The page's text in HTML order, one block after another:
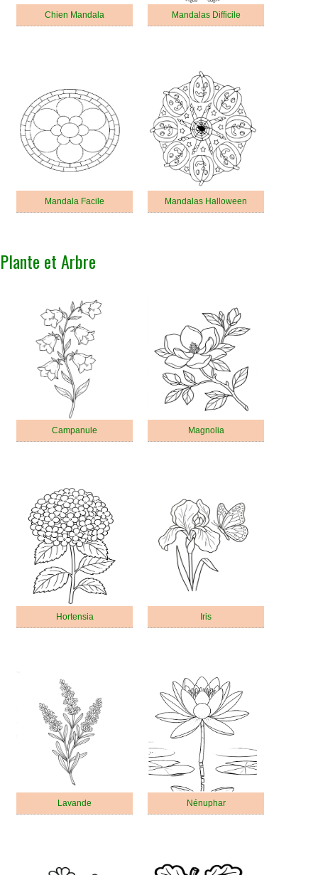
Chien Mandala Mandalas Difficile
Mandala Facile Mandalas Halloween
Plante et Arbre
Campanule Magnolia
Hortensia Iris
Lavande Nénuphar